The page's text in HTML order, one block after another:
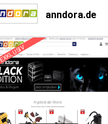
anndora.de